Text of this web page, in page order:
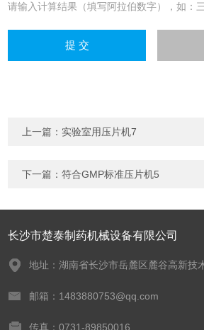
请输入计算结果（填写阿拉伯数字），如：
上一篇： 实验室用压片机7
下一篇：符合GMP标准压片机5
长沙市楚泰制药机械设备有限公司
地址：湖南省长沙市岳麓区麓谷高新技
邮箱：1483880753@qq.com
传真：0731-89850016